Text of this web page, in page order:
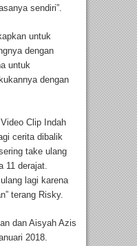
sendiri”.
untuk
dengan
untuk
dengan
Clip Indah
cerita dibalik
take ulang
11 derajat.
lagi karena
terang Risky.
dan Aisyah Azis
2018.